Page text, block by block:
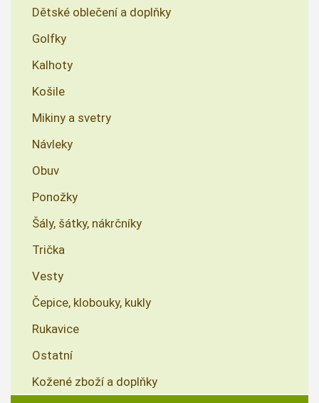
Dětské oblečení a doplňky
Golfky
Kalhoty
Košile
Mikiny a svetry
Návleky
Obuv
Ponožky
Šály, šátky, nákrčníky
Trička
Vesty
Čepice, klobouky, kukly
Rukavice
Ostatní
Kožené zboží a doplňky